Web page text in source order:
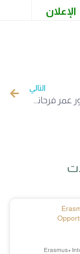
التالي
البروفيسور عمر فرحاتي مدير جامعة الوادي يترأس اجتماعا تحضيريا للدخول الجامعي 2022-2023